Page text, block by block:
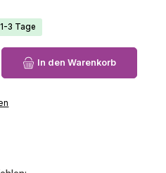
3 Tage
Wert ein oder benutze die
In den Warenkorb